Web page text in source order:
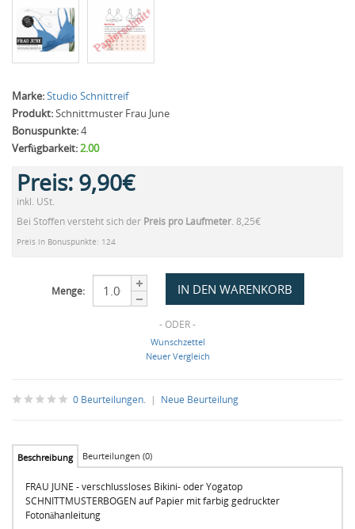
Marke:Studio Schnittreif
Produkt:Schnittmuster Frau June
Bonuspunkte:4
Verfügbarkeit:2.00
Preis: 9,90€
inkl. USt.
Bei Stoffen versteht sich der Preis pro Laufmeter. 8,25€
Preis in Bonuspunkte: 124
Menge:
- ODER -
Wunschzettel
Neuer Vergleich
0 Beurteilungen. | Neue Beurteilung
Beschreibung Beurteilungen (0)
FRAU JUNE - verschlussloses Bikini- oder Yogatop
SCHNITTMUSTERBOGEN auf Papier mit farbig gedruckter
Fotonähanleitung